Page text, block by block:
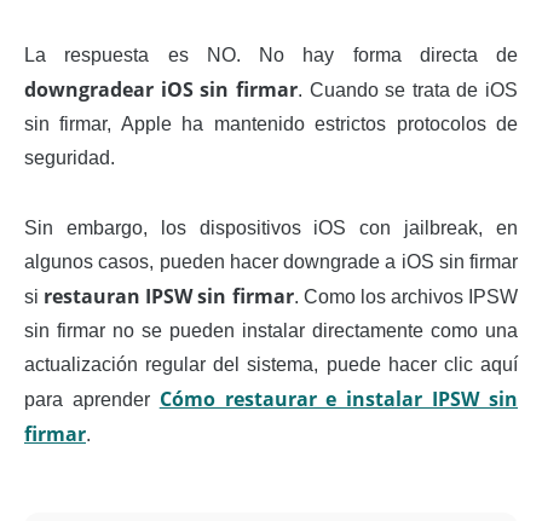
La respuesta es NO. No hay forma directa de
downgradear iOS sin firmar. Cuando se trata de iOS
sin firmar, Apple ha mantenido estrictos protocolos de
seguridad.
Sin embargo, los dispositivos iOS con jailbreak, en
algunos casos, pueden hacer downgrade a iOS sin firmar
si restauran IPSW sin firmar. Como los archivos IPSW
sin firmar no se pueden instalar directamente como una
actualización regular del sistema, puede hacer clic aquí
para aprender Cómo restaurar e instalar IPSW sin
firmar.